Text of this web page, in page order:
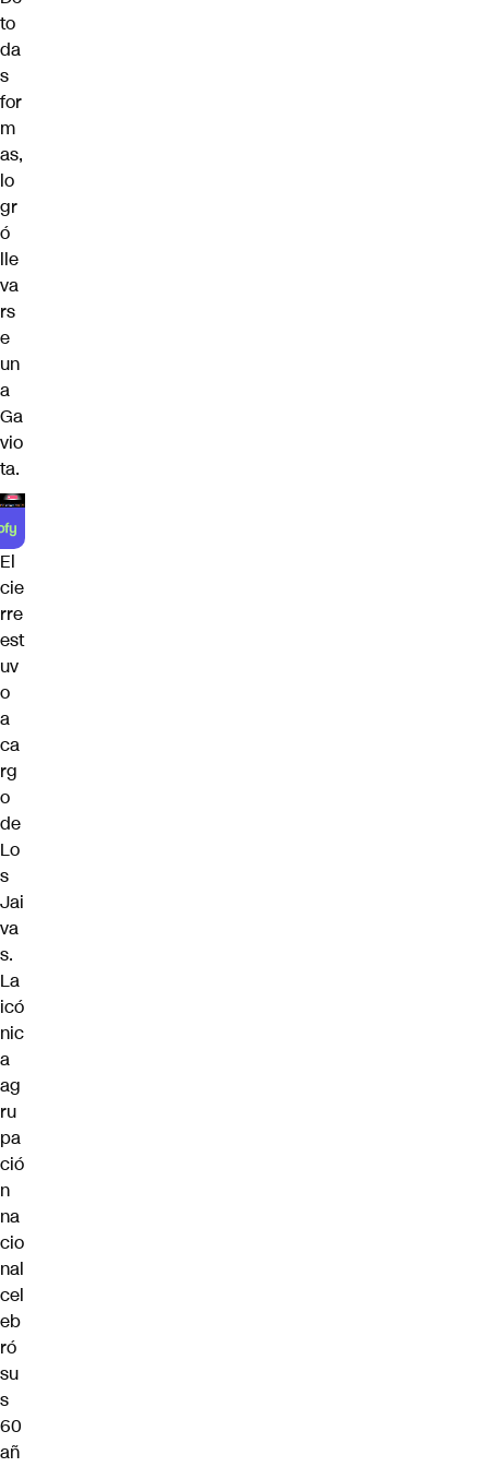
to
da
s
for
m
as,
lo
gr
ó
lle
va
rs
e
un
a
Ga
vio
ta.
El
cie
rre
est
uv
o
a
ca
rg
o
de
Lo
s
Jai
va
s.
La
icó
nic
a
ag
ru
pa
ció
n
na
cio
nal
cel
eb
ró
su
s
60
añ